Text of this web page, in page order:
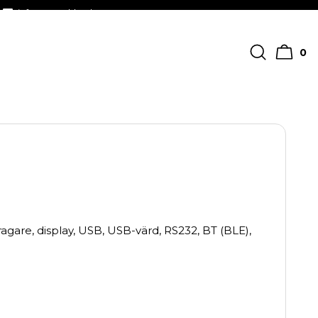
info@streckkodscenter.se
0
display, USB, USB-värd, RS232, BT (BLE),